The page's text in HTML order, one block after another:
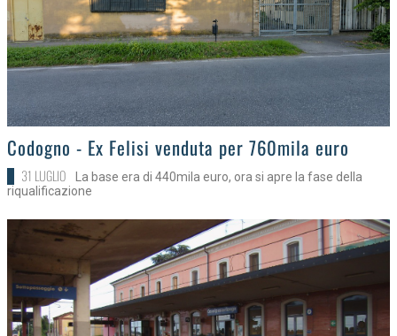
>
Codogno - Ex Felisi venduta per 760mila euro
31 LUGLIO
La base era di 440mila euro, ora si apre la fase della
riqualificazione